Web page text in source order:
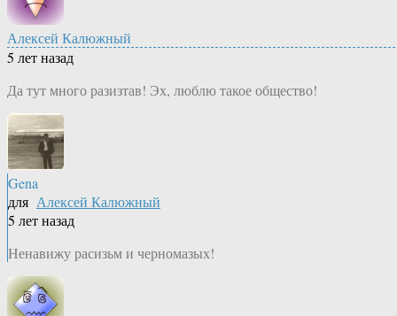
Алексей Калюжный
5 лет назад
Да тут много разизтав! Эх, люблю такое общество!
Gena
для Алексей Калюжный
5 лет назад
Ненавижу расизьм и черномазых!